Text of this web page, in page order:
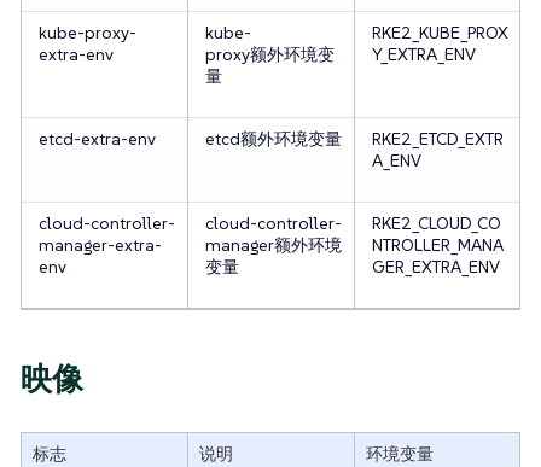
kube-proxy-
extra-env
kube-
proxy额外环境变
量
RKE2_KUBE_PROX
Y_EXTRA_ENV
etcd-extra-env etcd额外环境变量
RKE2_ETCD_EXTR
A_ENV
cloud-controller-
manager-extra-
env
cloud-controller-
manager额外环境
变量
RKE2_CLOUD_CO
NTROLLER_MANA
GER_EXTRA_ENV
映像
标志 说明
环境变量